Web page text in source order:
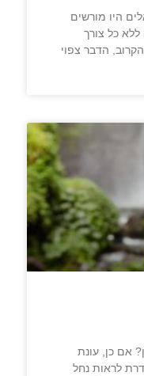
ישראלים היו מורשים
כל צורך
הדבר צפוי
אם כן, עונת
לראות נחל